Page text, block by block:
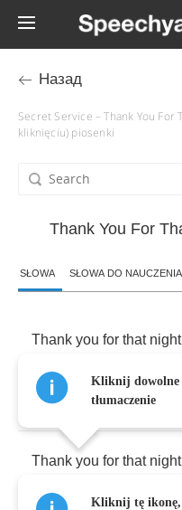
Назад
Secret Service – Thank You
kliknięciu) piosenki
Thank You For
SŁOWA SŁOWA DO
Thank you for that night
For teaching me that
Thank you for that night
Kliknij dowolne
tłumaczenie
Kliknij tę ikonę,